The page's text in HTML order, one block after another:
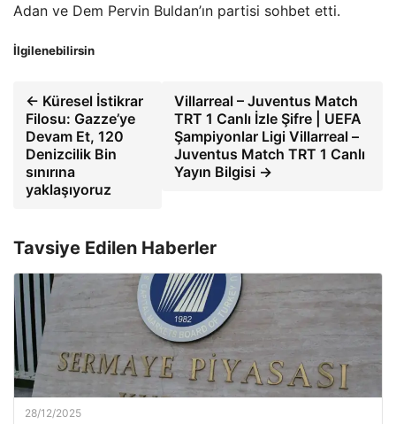
Adan ve Dem Pervin Buldan’ın partisi sohbet etti.
İlgilenebilirsin
← Küresel İstikrar
Filosu: Gazze’ye
Devam Et, 120
Denizcilik Bin
sınırına
yaklaşıyoruz
Villarreal – Juventus Match
TRT 1 Canlı İzle Şifre | UEFA
Şampiyonlar Ligi Villarreal –
Juventus Match TRT 1 Canlı
Yayın Bilgisi →
Tavsiye Edilen Haberler
28/12/2025